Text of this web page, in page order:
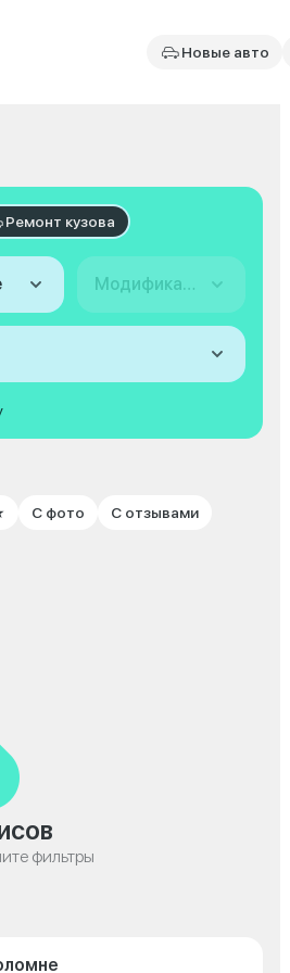
Новые авто
Ремонт кузова
Модификация
С фото С отзывами
фильтры